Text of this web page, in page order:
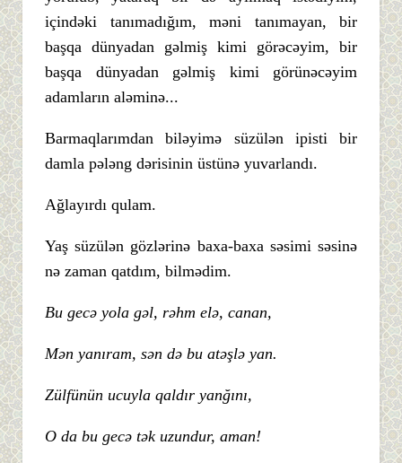
içindəki tanımadığım, məni tanımayan, bir
başqa dünyadan gəlmiş kimi görəcəyim, bir
başqa dünyadan gəlmiş kimi görünəcəyim
adamların aləminə...
Barmaqlarımdan biləyimə süzülən ipisti bir
damla pələng dərisinin üstünə yuvarlandı.
Ağlayırdı qulam.
Yaş süzülən gözlərinə baxa-baxa səsimi səsinə
nə zaman qatdım, bilmədim.
Bu gecə yola gəl, rəhm elə, canan,
Mən yanıram, sən də bu atəşlə yan.
Zülfünün ucuyla qaldır yanğını,
O da bu gecə tək uzundur, aman!